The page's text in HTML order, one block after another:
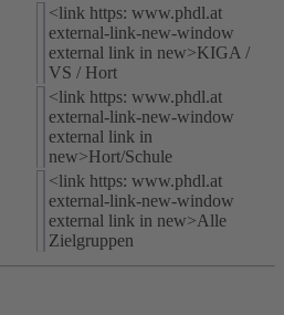
<link https: www.phdl.at
external-link-new-window
external link in new>KIGA /
VS / Hort
<link https: www.phdl.at
external-link-new-window
external link in
new>Hort/Schule
<link https: www.phdl.at
external-link-new-window
external link in new>Alle
Zielgruppen